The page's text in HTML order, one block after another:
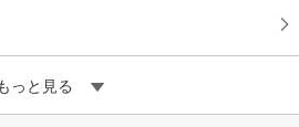
っと見る